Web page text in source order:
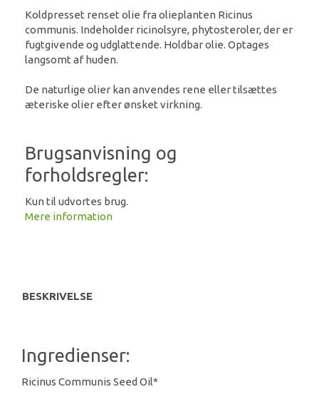
Koldpresset renset olie fra olieplanten Ricinus
communis. Indeholder ricinolsyre, phytosteroler, der er
fugtgivende og udglattende. Holdbar olie. Optages
langsomt af huden.
De naturlige olier kan anvendes rene eller tilsættes
æteriske olier efter ønsket virkning.
Brugsanvisning og
forholdsregler:
Kun til udvortes brug.
Mere information
BESKRIVELSE
Ingredienser:
Ricinus Communis Seed Oil*